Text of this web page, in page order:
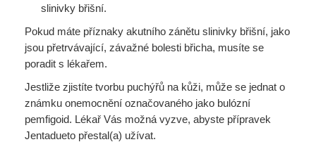
slinivky břišní.
Pokud máte příznaky akutního zánětu slinivky břišní, jako
jsou přetrvávající, závažné bolesti břicha, musíte se
poradit s lékařem.
Jestliže zjistíte tvorbu puchýřů na kůži, může se jednat o
známku onemocnění označovaného jako bulózní
pemfigoid. Lékař Vás možná vyzve, abyste přípravek
Jentadueto přestal(a) užívat.